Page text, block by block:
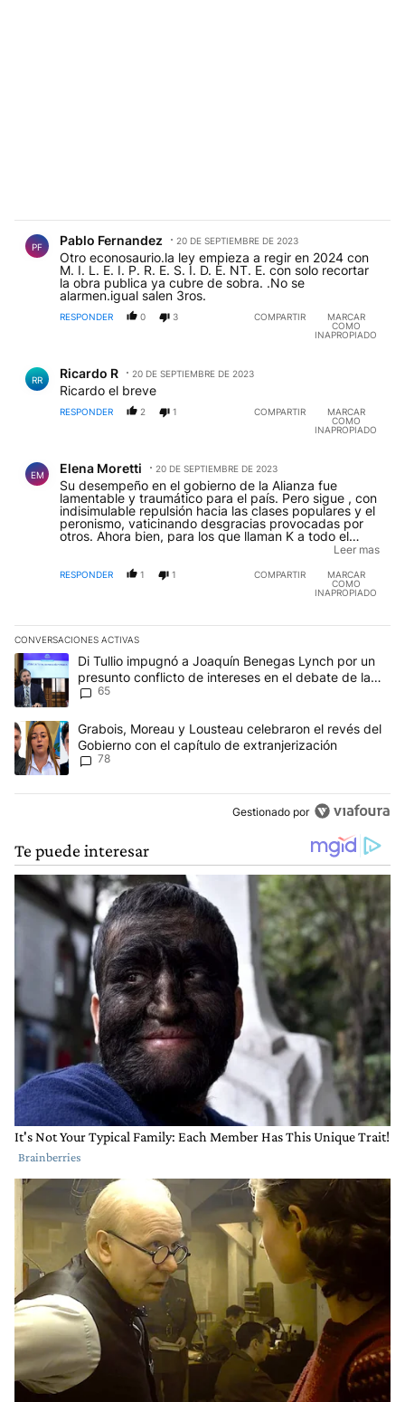
PF Pablo Fernandez 20 DE SEPTIEMBRE DE 2023
Otro econosaurio.la ley empieza a regir en 2024 con
M. I. L. E. I. P. R. E. S. I. D. E. NT. E. con solo recortar
la obra publica ya cubre de sobra. .No se
alarmen.igual salen 3ros.
RESPONDER 0 3 COMPARTIR
MARCAR
COMO
INAPROPIADO
RR Ricardo R 20 DE SEPTIEMBRE DE 2023
Ricardo el breve
RESPONDER 2 1 COMPARTIR
MARCAR
COMO
INAPROPIADO
EM Elena Moretti 20 DE SEPTIEMBRE DE 2023
Su desempeño en el gobierno de la Alianza fue
lamentable y traumático para el país. Pero sigue , con
indisimulable repulsión hacia las clases populares y el
peronismo, vaticinando desgracias provocadas por
otros. Ahora bien, para los que llaman K a todo el
mundo que no es ni macrista ni mileísta, vuelvo a
luego del siniestro, ominoso pacto de Gualeguaychú
con la iluminada Carrió como líder y el desaparecido-
Leer mas
RESPONDER 1 1 COMPARTIR
MARCAR
COMO
INAPROPIADO
CONVERSACIONES ACTIVAS
Este listado muestra los artículos con más comentarios en los
Un artículo de tendencia con el título "Di Tullio impugnó a
Di Tullio impugnó a Joaquín Benegas Lynch por un
presunto conflicto de intereses en el debate de la
Ley de Tierras
65
Un artículo de tendencia con el título "Grabois, Moreau y
Grabois, Moreau y Lousteau celebraron el revés del
Gobierno con el capítulo de extranjerización
78
Gestionado por